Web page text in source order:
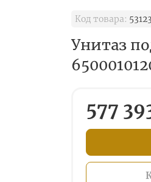
Код товара: 53123
Унитаз
577